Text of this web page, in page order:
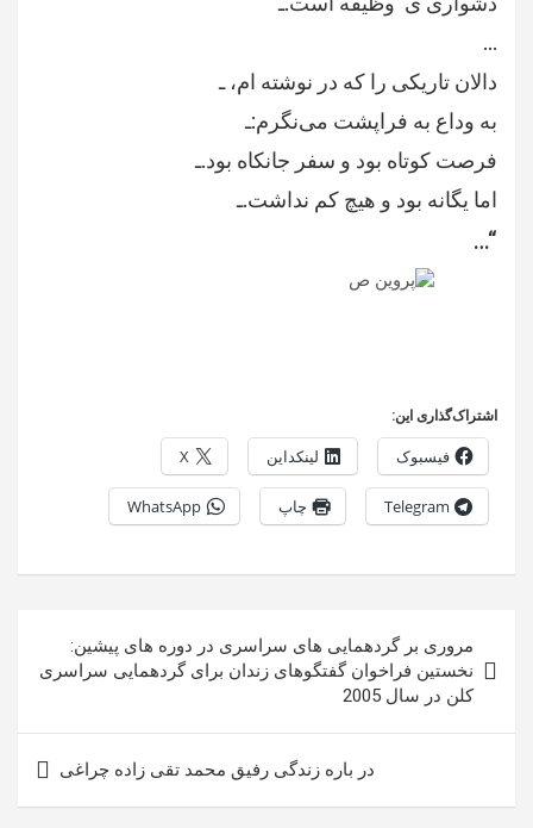
…
دالان تاریکی را که در نوشته ام، ـ
به وداع به فراپشت می‌نگرم:ـ
فرصت کوتاه بود و سفر جانکاه بود.ـ
اما یگانه بود و هیچ کم نداشت.ـ
“…
اشتراک‌گذاری این:
فیسبوک لینکداین X
Telegram چاپ WhatsApp
نوشته
مروری بر گردهمایی های سراسری در دوره های پیشین:
نخستین فراخوان گفتگوهای زندان برای گردهمایی سراسری
کلن در سال 2005
در باره زندگی رفیق محمد تقی زاده چراغی